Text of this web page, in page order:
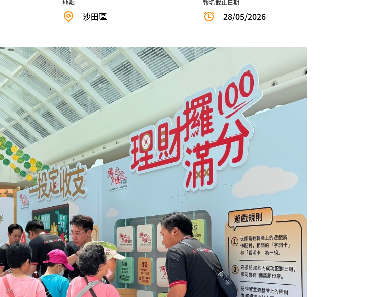
地點
沙田區
報名截止日期
28/05/2026